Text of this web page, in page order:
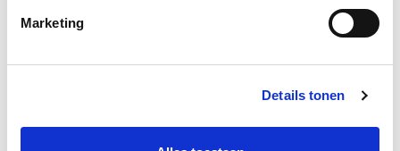
Marketing
Details tonen
Jaarverslag - 2024.pdf
Jaarverslag - 2023.pdf